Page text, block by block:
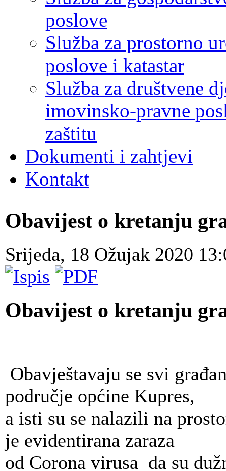
poslove
Služba za prostorno
poslove i katastar
Služba za društvene
imovinsko-pravne
zaštitu
Dokumenti i zahtjevi
Kontakt
Obavijest o kretanju
Srijeda, 18 Ožujak 2020
Obavijest o kretanju
Obavještavaju se svi
područje općine Kupres,
a isti su se nalazili na
je evidentirana zaraza
od Corona virusa da su